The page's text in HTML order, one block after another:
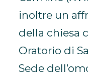
inoltre un
della chiesa
Oratorio di
Sede